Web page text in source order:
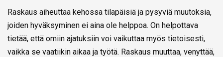
Raskaus aiheuttaa kehossa tilapäisiä ja pysyviä muutoksia,
joiden hyväksyminen ei aina ole helppoa. On helpottava
tietää, että omiin ajatuksiin voi vaikuttaa myös tietoisesti,
vaikka se vaatiikin aikaa ja työtä. Raskaus muuttaa, venyttää,